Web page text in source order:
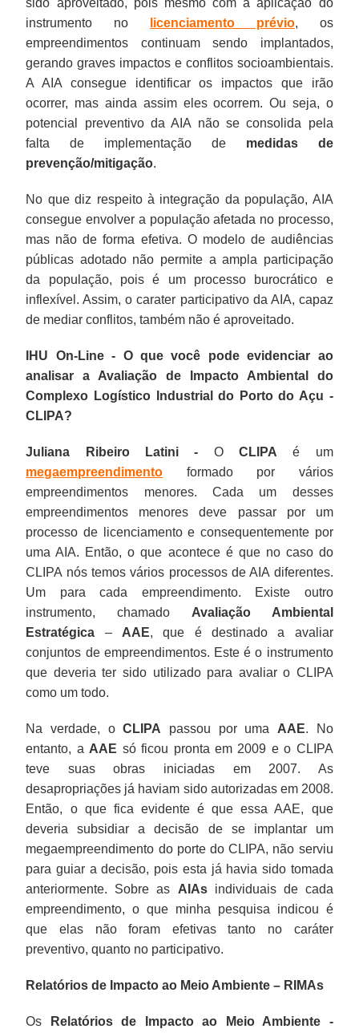
instrumento no
licenciamento prévio, os
empreendimentos continuam sendo implantados,
gerando graves impactos e conflitos socioambientais.
A AIA consegue identificar os impactos que irão
ocorrer, mas ainda assim eles ocorrem. Ou seja, o
potencial preventivo da AIA não se consolida pela
falta de implementação de medidas de
prevenção/mitigação.
No que diz respeito à integração da população, AIA
consegue envolver a população afetada no processo,
mas não de forma efetiva. O modelo de audiências
públicas adotado não permite a ampla participação
da população, pois é um processo burocrático e
inflexível. Assim, o carater participativo da AIA, capaz
de mediar conflitos, também não é aproveitado.
IHU On-Line - O que você pode evidenciar ao
analisar a Avaliação de Impacto Ambiental do
Complexo Logístico Industrial do Porto do Açu -
CLIPA?
Juliana Ribeiro Latini - O CLIPA é um
megaempreendimento formado por vários
empreendimentos menores. Cada um desses
empreendimentos menores deve passar por um
processo de licenciamento e consequentemente por
uma AIA. Então, o que acontece é que no caso do
CLIPA nós temos vários processos de AIA diferentes.
Um para cada empreendimento. Existe outro
instrumento, chamado Avaliação Ambiental
Estratégica – AAE, que é destinado a avaliar
conjuntos de empreendimentos. Este é o instrumento
que deveria ter sido utilizado para avaliar o CLIPA
como um todo.
Na verdade, oCLIPA passou por uma AAE. No
entanto, a AAE só ficou pronta em 2009 e o CLIPA
teve suas obras iniciadas em 2007. As
desapropriações já haviam sido autorizadas em 2008.
Então, o que fica evidente é que essa AAE, que
deveria subsidiar a decisão de se implantar um
megaempreendimento do porte do CLIPA, não serviu
para guiar a decisão, pois esta já havia sido tomada
anteriormente. Sobre as AIAsindividuais de cada
empreendimento, o que minha pesquisa indicou é
que elas não foram efetivas tanto no caráter
preventivo, quanto no participativo.
Relatórios de Impacto ao Meio Ambiente – RIMAs
Os
Relatórios de Impacto ao Meio Ambiente -